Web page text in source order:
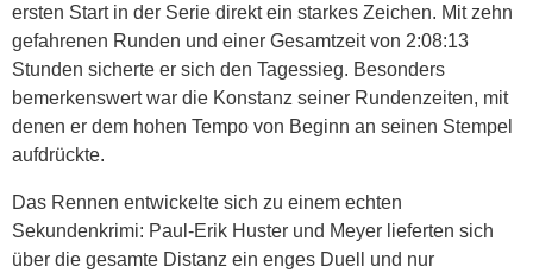
ersten Start in der Serie direkt ein starkes Zeichen. Mit zehn
gefahrenen Runden und einer Gesamtzeit von 2:08:13
Stunden sicherte er sich den Tagessieg. Besonders
bemerkenswert war die Konstanz seiner Rundenzeiten, mit
denen er dem hohen Tempo von Beginn an seinen Stempel
aufdrückte.
Das Rennen entwickelte sich zu einem echten
Sekundenkrimi: Paul-Erik Huster und Meyer lieferten sich
über die gesamte Distanz ein enges Duell und nur